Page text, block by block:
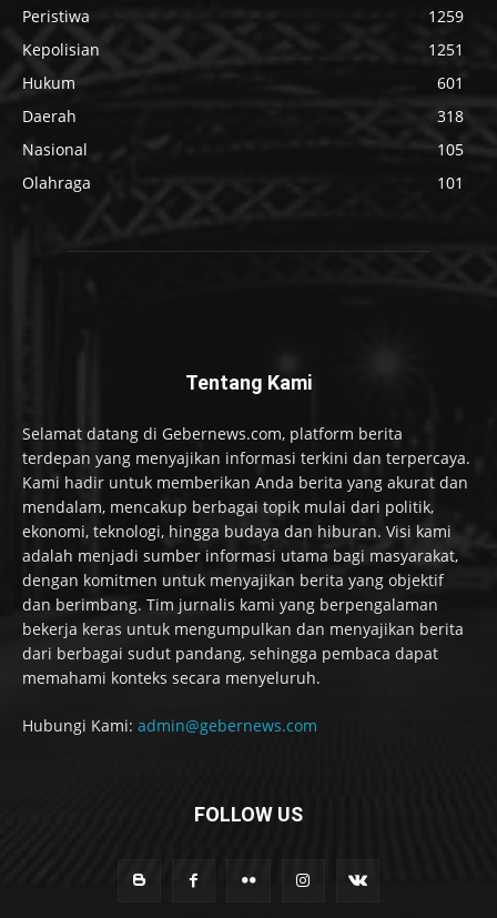
Peristiwa
1259
Kepolisian
1251
Hukum
601
Daerah
318
Nasional
105
Olahraga
101
Tentang Kami
Selamat datang di Gebernews.com, platform berita
terdepan yang menyajikan informasi terkini dan terpercaya.
Kami hadir untuk memberikan Anda berita yang akurat dan
mendalam, mencakup berbagai topik mulai dari politik,
ekonomi, teknologi, hingga budaya dan hiburan. Visi kami
adalah menjadi sumber informasi utama bagi masyarakat,
dengan komitmen untuk menyajikan berita yang objektif
dan berimbang. Tim jurnalis kami yang berpengalaman
bekerja keras untuk mengumpulkan dan menyajikan berita
dari berbagai sudut pandang, sehingga pembaca dapat
memahami konteks secara menyeluruh.
Hubungi Kami: admin@gebernews.com
FOLLOW US